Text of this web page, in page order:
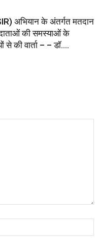
अभियान के अंतर्गत मतदान
की समस्याओं के
से की वार्ता – – डॉ....